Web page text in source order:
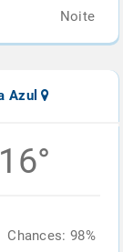
Noite
Azul
16°
Chances: 98%